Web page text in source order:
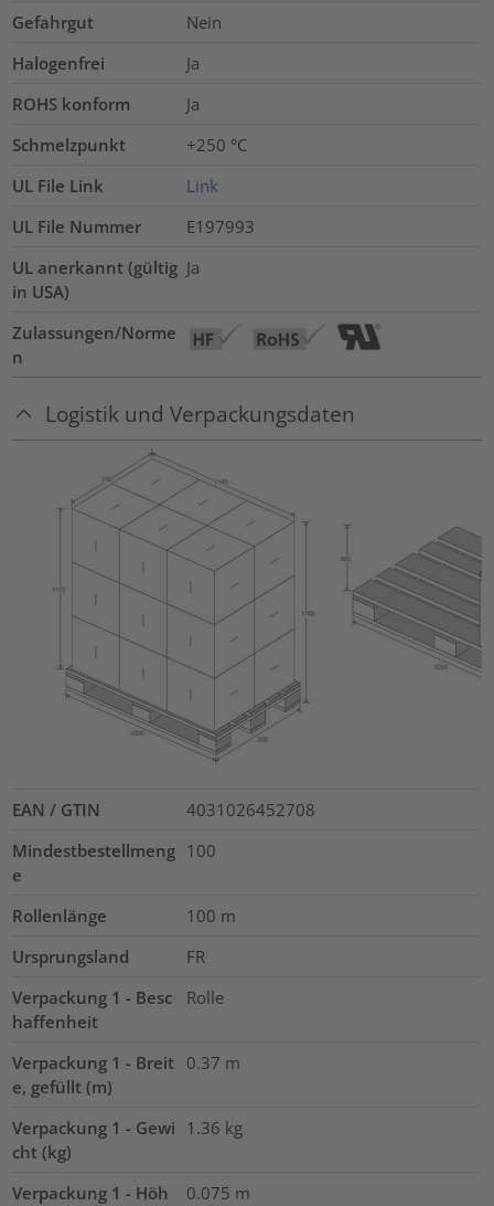
Gefahrgut
Nein
Halogenfrei
Ja
ROHS konform
Ja
Schmelzpunkt
+250 °C
UL File Link
Link
UL File Nummer
E197993
UL anerkannt (gültig
in USA)
Ja
Zulassungen/Norme
n
Logistik und Verpackungsdaten
EAN / GTIN
4031026452708
Mindestbestellmeng
e
100
Rollenlänge 100 m
Ursprungsland
FR
Verpackung 1 - Besc
haffenheit
Rolle
Verpackung 1 - Breit
e, gefüllt (m)
0.37 m
Verpackung 1 - Gewi
cht (kg)
1.36 kg
Verpackung 1 - Höh
0.075 m